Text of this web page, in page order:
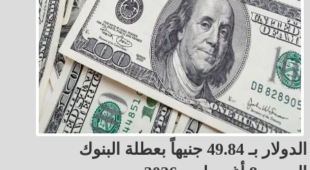
الدولار بـ 49.84 جنيهاً بعطلة البنوك